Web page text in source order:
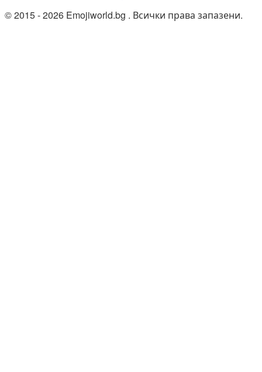
© 2015 - 2026 Emojiworld.bg . Всички права запазени.